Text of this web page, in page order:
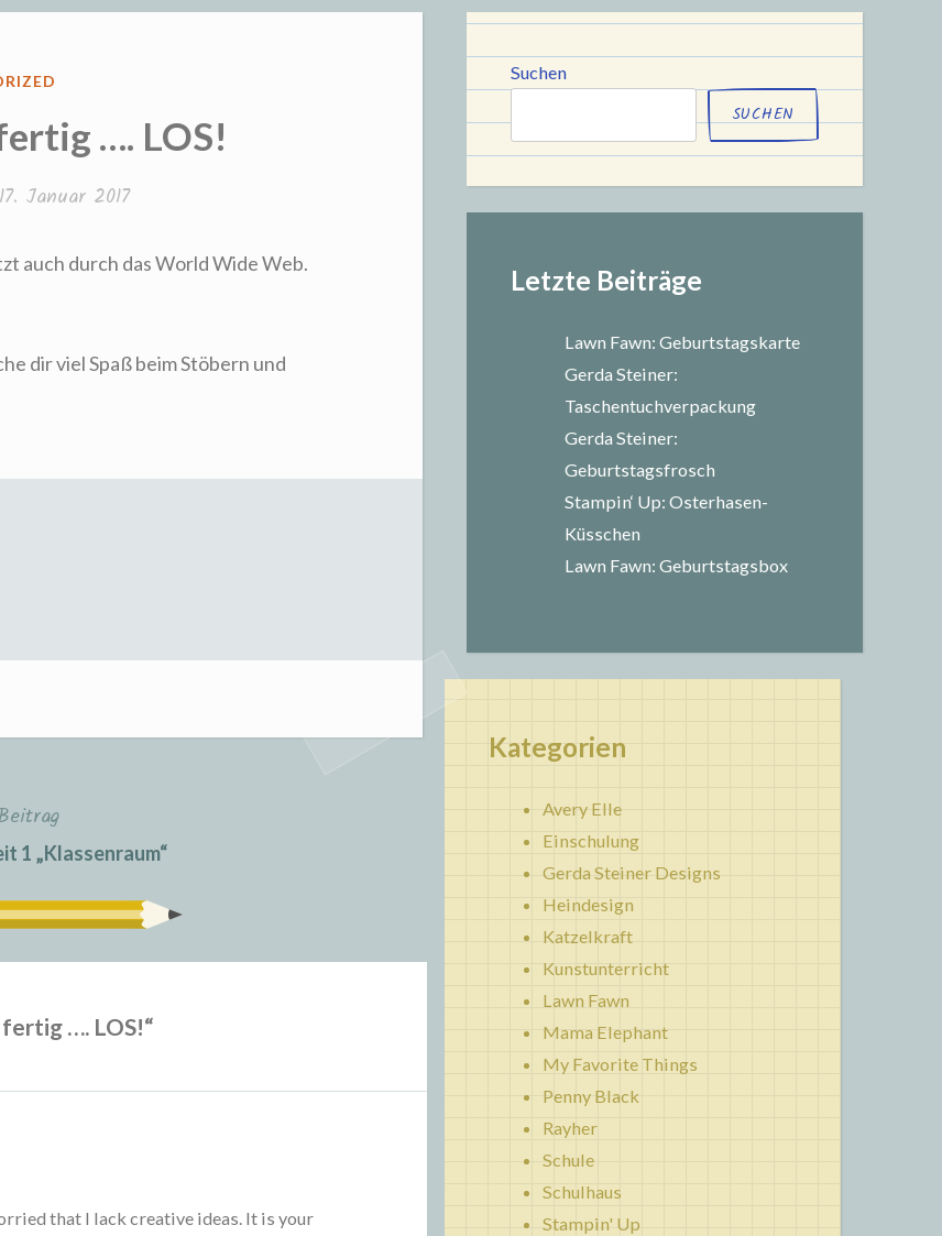
und Schule
…. LOS!
17. Januar 2017
auch durch das World Wide Web.
dir viel Spaß beim Stöbern und
1 „Klassenraum“
…. LOS!“
that I lack creative ideas. It is your
Suchen
SUCHEN
Letzte Beiträge
Lawn Fawn: Geburtstagskarte
Gerda Steiner:
Taschentuchverpackung
Gerda Steiner:
Geburtstagsfrosch
Stampin‘ Up: Osterhasen-
Küsschen
Lawn Fawn: Geburtstagsbox
Kategorien
Avery Elle
Einschulung
Gerda Steiner Designs
Heindesign
Katzelkraft
Kunstunterricht
Lawn Fawn
Mama Elephant
My Favorite Things
Penny Black
Rayher
Schule
Schulhaus
Stampin' Up